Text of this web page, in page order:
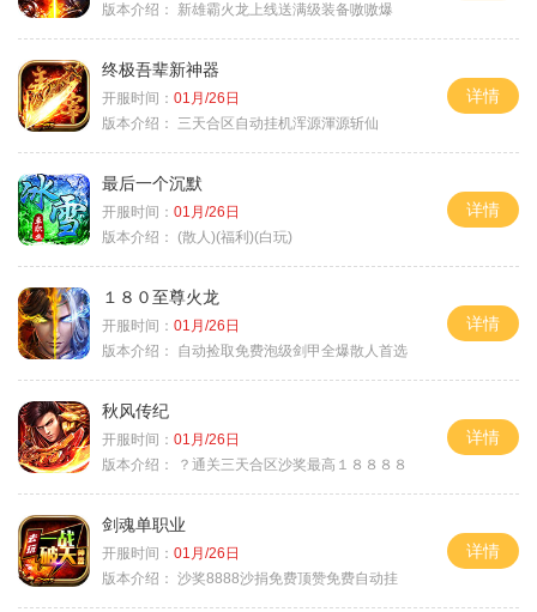
版本介绍：
新雄霸火龙上线送满级装备嗷嗷爆
终极吾辈新神器
开服时间： 01月/26日
版本介绍：
三天合区自动挂机浑源渾源斩仙
详情
最后一个沉默
开服时间： 01月/26日
版本介绍： (散人)(福利)(白玩)
详情
１８０至尊火龙
开服时间： 01月/26日
版本介绍：
自动捡取免费泡级剑甲全爆散人首选
详情
秋风传纪
开服时间： 01月/26日
版本介绍：
？通关三天合区沙奖最高１８８８８
详情
剑魂单职业
开服时间： 01月/26日
版本介绍： 沙奖8888沙捐免费顶赞免费自动挂
详情